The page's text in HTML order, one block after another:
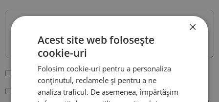
Sunt de acord cuTermenii și condițiile site-ului
Conform legiilor nr. 677/2001 si 506/2004, sunt de acord
×
Acest site web folosește
cookie-uri
Folosim cookie-uri pentru a personaliza
conținutul, reclamele și pentru a ne
analiza traficul. De asemenea, împărtășim